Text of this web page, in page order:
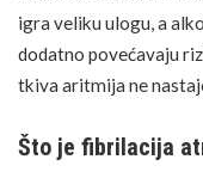
igra veliku ulogu, a
dodatno povećavaju
tkiva aritmija ne
Što je fibrilacija